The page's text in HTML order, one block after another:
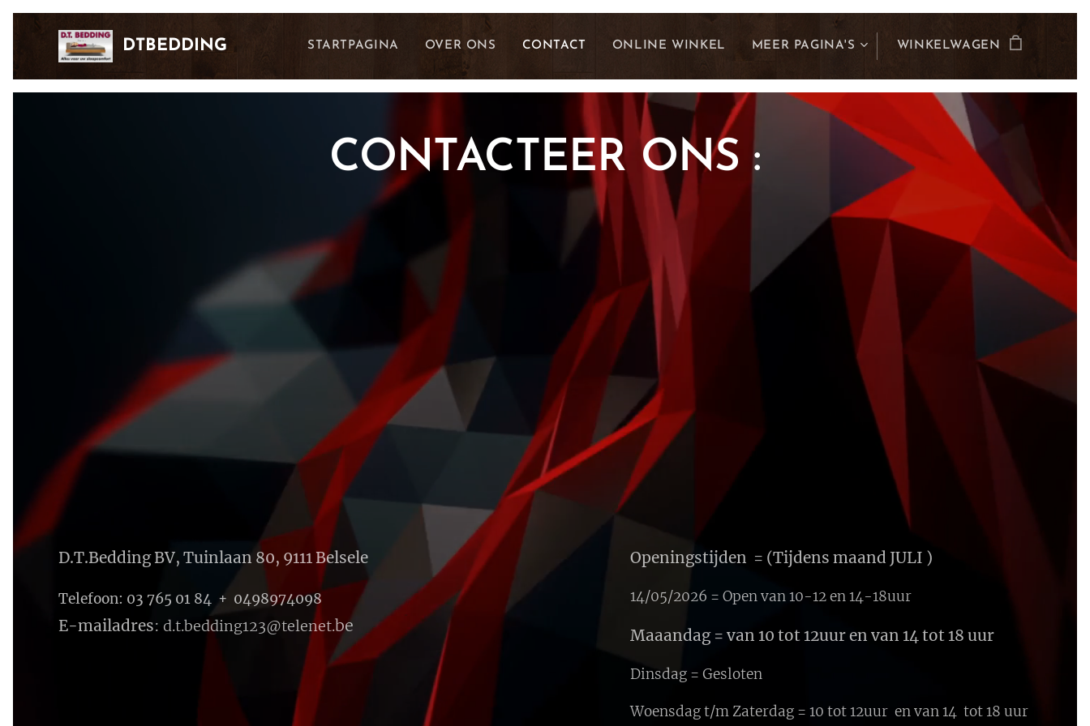
DTBEDDING STARTPAGINA OVER ONS CONTACT ONLINE WINKEL MEER PAGINA'S WINKELWAGEN
CONTACTEER ONS :
D.T.Bedding BV, Tuinlaan 80, 9111 Belsele
Telefoon: 03 765 01 84 + 0498974098
E-mailadres: d.t.bedding123@telenet.be
Openingstijden = (Tijdens maand JULI )
14/05/2026 = Open van 10-12 en 14-18uur
Maaandag = van 10 tot 12uur en van 14 tot 18 uur
Dinsdag = Gesloten
Woensdag t/m Zaterdag = 10 tot 12uur en van 14 tot 18 uur